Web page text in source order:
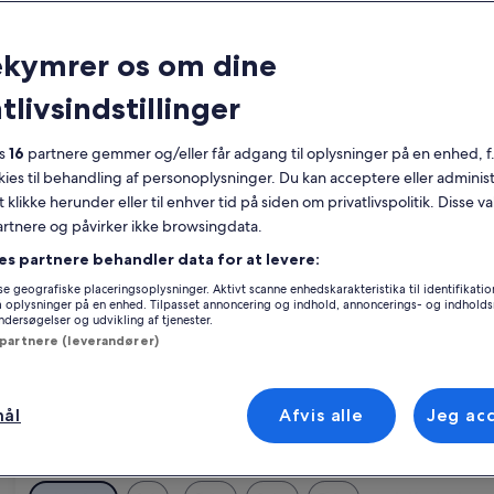
Dine
nuværende
måneder
er
August
2026
og
September
2026.
August 2026
Onsdag
TorTorsdag
1 2
3 4 5 6 7 8 9
10 11 12 13 14 15 16
24 29 30
1
14 15
28 29
Partigliano
til din rejse.Ferieboliger har de vigtigste faciliteter til dig og dine
et overnatningssted, der har alt, du behøver, og som både er
i Partigliano
panoramic infinity pool
(15 anmeldelser)
bondegård i bakkerne med privat pool, havudsigt,
Billedgalleri
for
9,8 ud af 10, Enestående, (12 anmeldelser)
5 hytter med privat pool. Kæledyr er
os om dine
16 partnere gemmer og/eller får adgang til oplysninger på en enhed,
til behandling af personoplysninger. Du kan acceptere eller
klikke herunder eller til enhver tid på siden om privatlivspolitik. Disse
og påvirker ikke browsingdata.
partnere behandler data for at levere:
geografiske placeringsoplysninger. Aktivt scanne enhedskarakteristika til
på en enhed. Tilpasset annoncering og indhold, annoncerings- og
og udvikling af tjenester.
(leverandører)
Afvis alle Jeg